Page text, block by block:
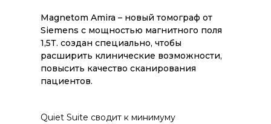
Magnetom Amira – новый томограф от
Siemens с мощностью магнитного поля
1,5Т. создан специально, чтобы
расширить клинические возможности,
повысить качество сканирования
пациентов.
Quiet Suite сводит к минимуму